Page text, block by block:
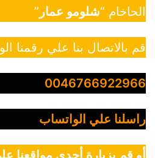
الحاخام “شلومو عمار ”
قم بالاتصال بنا علي رقمنا
0046766922966
راسلنا علي الواتساب
أو قم بزيارة أحدي مواقعنا